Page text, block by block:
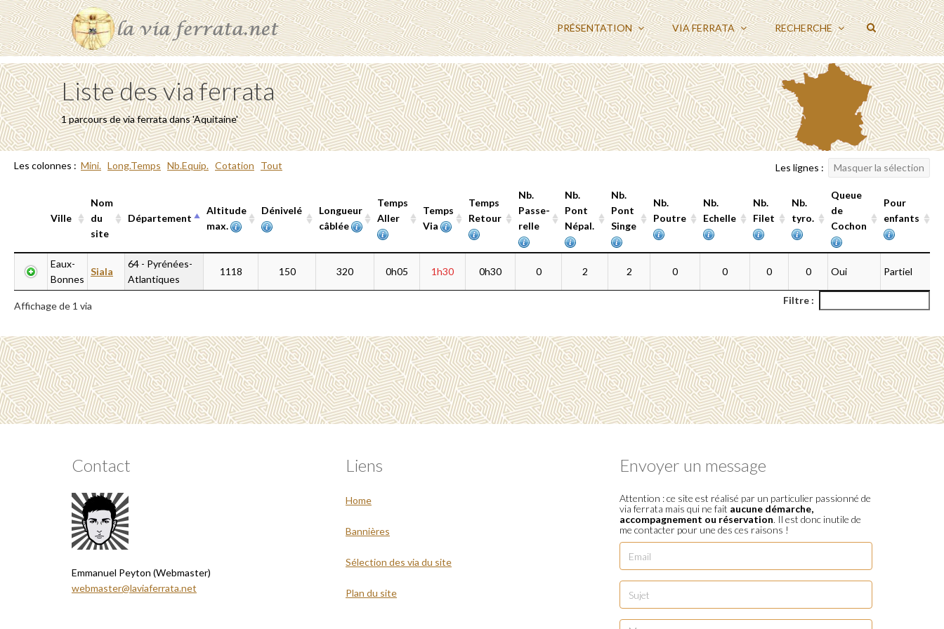
PRÉSENTATION VIA FERRATA RECHERCHE
Liste des via ferrata
1 parcours de via ferrata dans 'Aquitaine'
Les colonnes : Mini. Long.Temps Nb.Equip. Cotation Tout Les lignes : Masquer la sélection
Ville
Nom
du
site
Département
Altitude
max.
Dénivelé
Longueur
câblée
Temps
Aller
Temps
Via
Temps
Retour
Nb.
Passe-
relle
Nb.
Pont
Népal.
Nb.
Pont
Singe
Nb.
Poutre
Nb.
Echelle
Nb.
Filet
Nb.
tyro.
Queue
de
Cochon
Pour
enfants
Ville
du
site
Département
max.
câblée
Aller
Via
Retour
Passe-
relle
Pont
Népal.
Pont
Singe
Poutre
Echelle
Filet
tyro.
de
Cochon
enfants
Eaux-
Bonnes
Siala
64 - Pyrénées-
Atlantiques
1118 150 320 0h05 1h30 0h30 0 2 2 0 0 0 0 Oui Partiel
Affichage de 1 via Filtre :
Contact
Emmanuel Peyton (Webmaster)
webmaster@laviaferrata.net
Liens
Home
Bannières
Sélection des via du site
Plan du site
Envoyer un message
Attention : ce site est réalisé par un particulier passionné de
via ferrata mais qui ne fait aucune démarche,
accompagnement ou réservation. Il est donc inutile de
me contacter pour une des ces raisons !